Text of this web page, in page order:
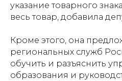
указание товарного
весь товар, добавила
Кроме этого, она
региональных служб
обучить и разъяснить
образования и